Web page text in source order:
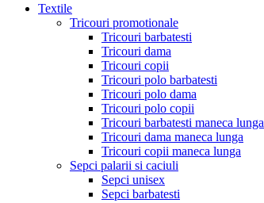
Textile
Tricouri promotionale
Tricouri barbatesti
Tricouri dama
Tricouri copii
Tricouri polo barbatesti
Tricouri polo dama
Tricouri polo copii
Tricouri barbatesti maneca lunga
Tricouri dama maneca lunga
Tricouri copii maneca lunga
Sepci palarii si caciuli
Sepci unisex
Sepci barbatesti